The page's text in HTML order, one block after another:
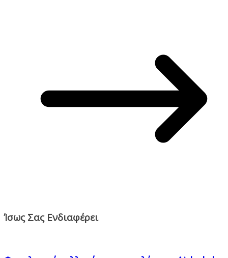
Ίσως Σας Ενδιαφέρει